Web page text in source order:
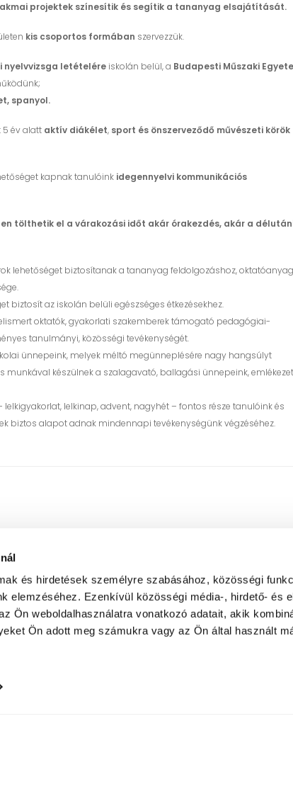
és hirdetések személyre szabásához, közösségi
elemzéséhez. Ezenkívül közösségi média-, hirdető- és
Ön weboldalhasználatra vonatkozó adatait, akik
Ön adott meg számukra vagy az Ön által használt
projektek színesítik és segítik a tananyag elsajátítását.
kis csoportos formában szervezzük.
nyelvvizsga letételére iskolán belül, a Budapesti Műszaki
spanyol.
5 év alatt aktív diákélet, sport és önszerveződő művészeti körök
kapnak tanulóink idegennyelvi kommunikációs
tölthetik el a várakozási időt akár órakezdés, akár a
lehetőséget biztosítanak a tananyag feldolgozáshoz,
biztosít az iskolán belüli egészséges étkezésekhez.
oktatók, gyakorlati szakemberek támogató pedagógiai-
tanulmányi, közösségi tevékenységét.
ünnepeink, melyek méltó megünneplésére nagy hangsúlyt
munkával készülnek a szalagavató, ballagási ünnepeink,
lelkinap, advent, nagyhét – fontos része tanulóink és
biztos alapot adnak mindennapi tevékenységünk végzéséhez.